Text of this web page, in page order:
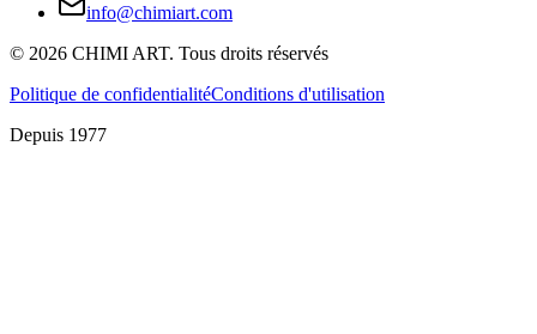
info@chimiart.com
© 2026 CHIMI ART. Tous droits réservés
Politique de confidentialitéConditions d'utilisation
Depuis 1977